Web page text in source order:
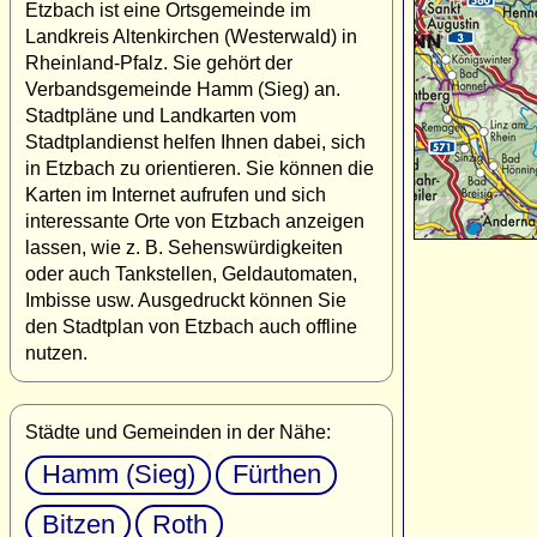
Etzbach ist eine Ortsgemeinde im
Landkreis Altenkirchen (Westerwald) in
Rheinland-Pfalz. Sie gehört der
Verbandsgemeinde Hamm (Sieg) an.
Stadtpläne und Landkarten vom
Stadtplandienst helfen Ihnen dabei, sich
in Etzbach zu orientieren. Sie können die
Karten im Internet aufrufen und sich
interessante Orte von Etzbach anzeigen
lassen, wie z. B. Sehenswürdigkeiten
oder auch Tankstellen, Geldautomaten,
Imbisse usw. Ausgedruckt können Sie
den Stadtplan von Etzbach auch offline
nutzen.
Städte und Gemeinden in der Nähe:
Hamm (Sieg)
Fürthen
Bitzen
Roth